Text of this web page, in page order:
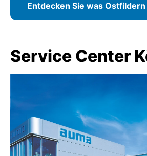
Entdecken Sie was
Service Center